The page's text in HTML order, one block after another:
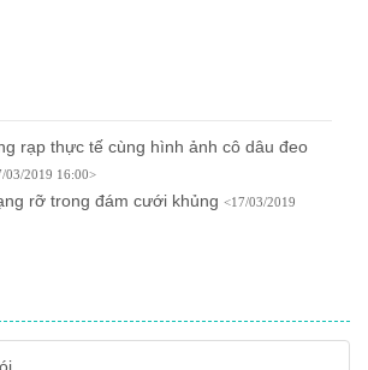
rạp thực tế cùng hình ảnh cô dâu đeo
03/2019 16:00>
rỡ trong đám cưới khủng <17/03/2019